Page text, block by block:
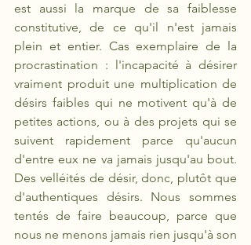
est aussi la marque de sa faiblesse
constitutive, de ce qu'il n'est jamais
plein et entier. Cas exemplaire de la
procrastination : l'incapacité à désirer
vraiment produit une multiplication de
désirs faibles qui ne motivent qu'à de
petites actions, ou à des projets qui se
suivent rapidement parce qu'aucun
d'entre eux ne va jamais jusqu'au bout.
Des velléités de désir, donc, plutôt que
d'authentiques désirs. Nous sommes
tentés de faire beaucoup, parce que
nous ne menons jamais rien jusqu'à son